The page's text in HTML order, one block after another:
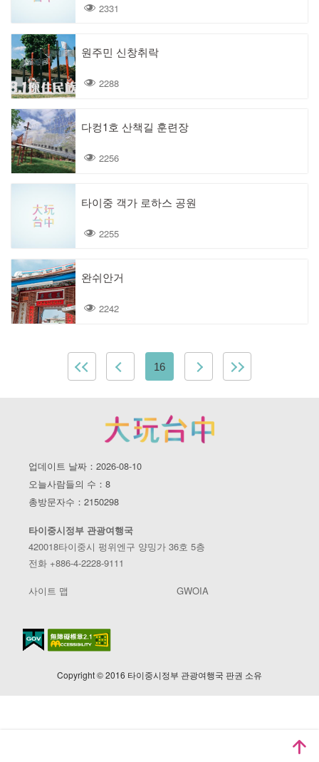
2331
원주민 신창취락
2288
다컹1호 산책길 훈련장
2256
타이중 객가 로하스 공원
2255
완쉬안거
2242
16
업데이트 날짜：2026-08-10
오늘사람들의 수：8
총방문자수：2150298
타이중시정부 관광여행국
420018타이중시 펑위엔구 양밍가 36호 5층
전화 +886-4-2228-9111
사이트 맵 GWOIA
Copyright © 2016 타이중시정부 관광여행국 판권 소유